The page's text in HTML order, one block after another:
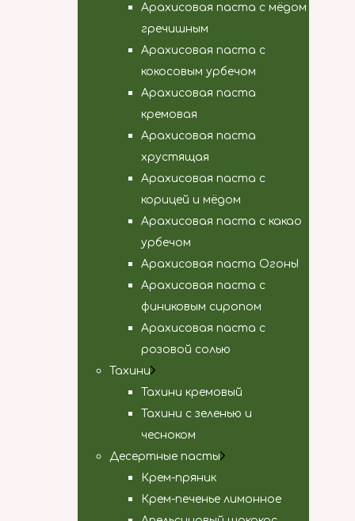
Арахисовая паста с мёдом
гречишным
Арахисовая паста с
кокосовым урбечом
Арахисовая паста
кремовая
Арахисовая паста
хрустящая
Арахисовая паста с
корицей и мёдом
Арахисовая паста с какао
урбечом
Арахисовая паста Огонь!
Арахисовая паста с
финиковым сиропом
Арахисовая паста с
розовой солью
Тахини
Тахини кремовый
Тахини с зеленью и
чесноком
Десертные пасты
Крем-пряник
Крем-печенье лимонное